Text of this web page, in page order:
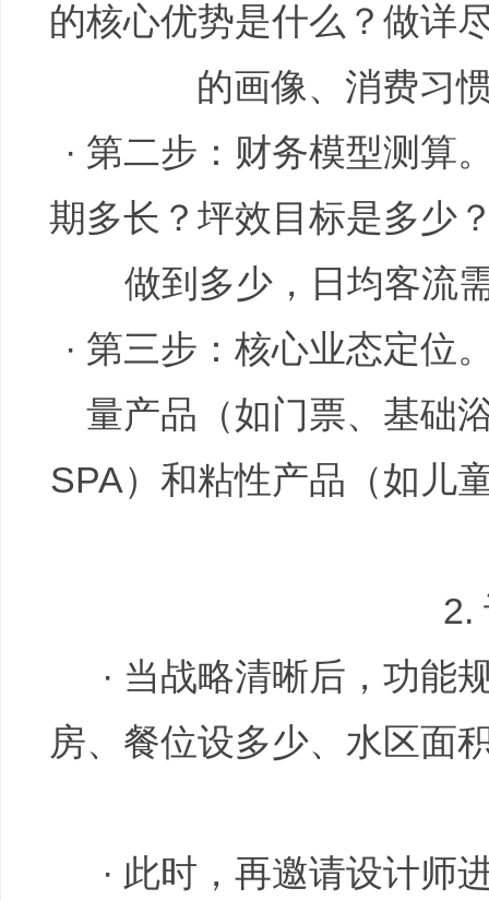
的核心优势是什么？做详
的画像、消费习
· 第二步：财务模型测算
期多长？坪效目标是多少
做到多少，日均客流
· 第三步：核心业态定位
量产品（如门票、基础
SPA）和粘性产品（如儿
2.
· 当战略清晰后，功能
房、餐位设多少、水区面
· 此时，再邀请设计师